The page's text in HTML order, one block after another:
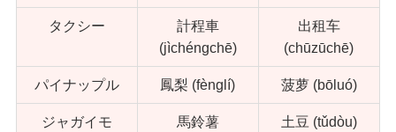
タクシー
計程車
(jìchéngchē)
出租车
(chūzūchē)
パイナップル 鳳梨 (fènglí) 菠萝 (bōluó)
ジャガイモ
馬鈴薯
土豆 (tǔdòu)